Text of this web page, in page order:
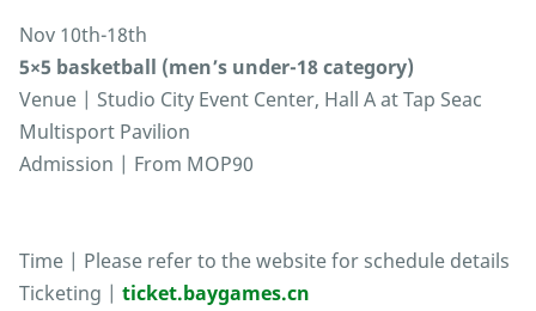
Nov 10th-18th
5×5 basketball (men’s under-18 category)
Venue | Studio City Event Center, Hall A at Tap Seac
Multisport Pavilion
Admission | From MOP90
Time | Please refer to the website for schedule details
Ticketing | ticket.baygames.cn